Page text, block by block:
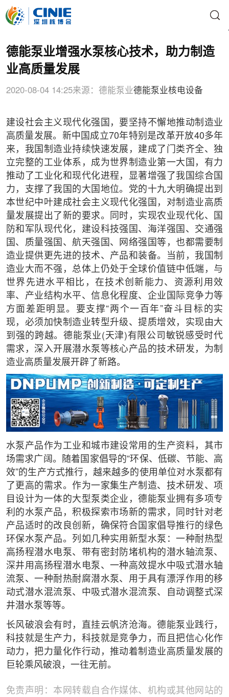
德能泵业增强水泵核心技术，助力制造
业高质量发展
2020-08-04 14:25来源：德能泵业德能泵业核电设备
建设社会主义现代化强国，要坚持不懈地推动制造业
高质量发展。新中国成立70年特别是改革开放40多年
来，我国制造业持续快速发展，建成了门类齐全、独
立完整的工业体系，成为世界制造业第一大国，有力
推动了工业化和现代化进程，显著增强了我国综合国
力，支撑了我国的大国地位。党的十九大明确提出到
本世纪中叶建成社会主义现代化强国，对制造业高质
量发展提出了新的要求。同时，实现农业现代化、国
防和军队现代化，建设科技强国、海洋强国、交通强
国、质量强国、航天强国、网络强国等，也都需要制
造业提供更先进的技术、产品和装备。当前，我国制
造业大而不强，总体上仍处于全球价值链中低端，与
世界先进水平相比，在技术创新能力、资源利用效
率、产业结构水平、信息化程度、企业国际竞争力等
方面差距明显。要支撑“两个一百年”奋斗目标的实
现，必须加快制造业转型升级、提质增效，实现由大
到强的跨越。德能泵业(天津)有限公司敏锐感受时代
需求，深入开展潜水泵等核心产品的技术研发，为制
造业高质量发展开辟了新路。
水泵产品作为工业和城市建设常用的生产资料，其市
场需求广阔。随着国家倡导的“环保、低碳、节能、高
效”的生产方式推行，越来越多的使用单位对水泵都有
了更高的需求。作为一家集生产制造、技术研发、项
目设计为一体的大型泵类企业，德能泵业拥有多项专
利的水泵产品，积极探索市场新的需求，同时针对老
产品适时的改良创新，确保符合国家倡导推行的绿色
环保水泵产品。列如几种实用新型水泵：一种耐热型
高扬程潜水电泵、带有密封防堵机构的潜水轴流泵、
深井用高扬程潜水电泵、一种高效提水中吸式潜水轴
流泵、一种耐热耐腐潜水泵、用于具有漂浮作用的移
动式潜水混流泵、中吸式潜水混流泵、自动调整式深
井潜水泵等等。
长风破浪会有时，直挂云帆济沧海。德能泵业践行，
科技就是生产力，科技就是竞争力，而且把信心化作
动力，把力量化作行动，推动着制造业高质量发展的
巨轮乘风破浪，一往无前。
免责声明：本网转载自合作媒体、机构或其他网站的